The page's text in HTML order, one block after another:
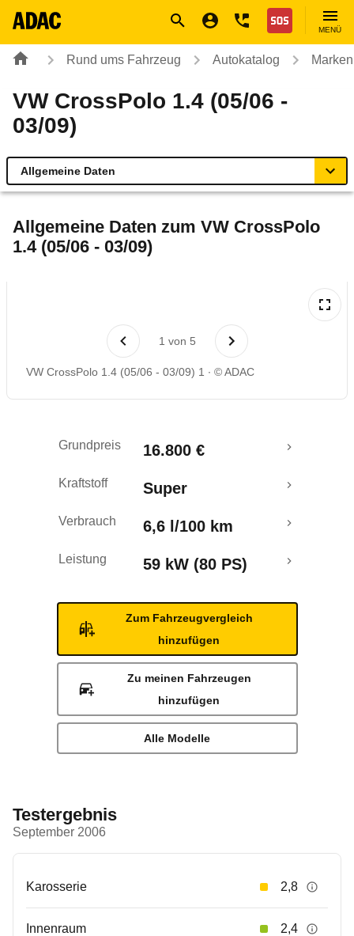
Nothilfe
MENÜ
Rund ums Fahrzeug Autokatalog
VW CrossPolo 1.4 (05/06 -
03/09)
Allgemeine Daten
Technische Daten
Laufende Kosten
Allgemeine Daten zum VW CrossPolo
1.4 (05/06 - 03/09)
1 von 5
VW CrossPolo 1.4 (05/06 - 03/09) 1 © ADAC
Grundpreis 16.800 €
Kraftstoff Super
Verbrauch 6,6 l/100 km
Leistung 59 kW (80 PS)
Zum Fahrzeugvergleich
hinzufügen
Zu meinen Fahrzeugen
hinzufügen
Alle Modelle
Testergebnis
September 2006
Karosserie 2,8
Innenraum 2,4